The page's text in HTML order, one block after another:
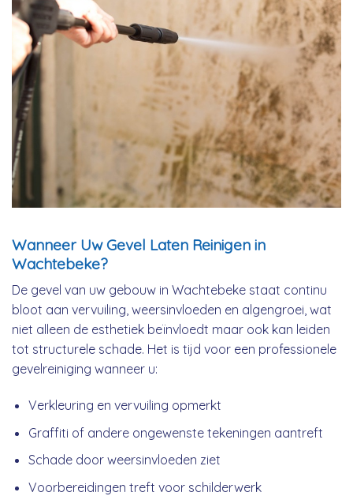
Wanneer Uw Gevel Laten Reinigen in
Wachtebeke?
De gevel van uw gebouw in Wachtebeke staat continu
bloot aan vervuiling, weersinvloeden en algengroei, wat
niet alleen de esthetiek beïnvloedt maar ook kan leiden
tot structurele schade. Het is tijd voor een professionele
gevelreiniging wanneer u:
Verkleuring en vervuiling opmerkt
Graffiti of andere ongewenste tekeningen aantreft
Schade door weersinvloeden ziet
Voorbereidingen treft voor schilderwerk